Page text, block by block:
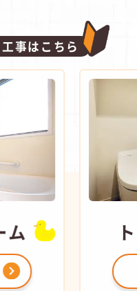
事はこちら
ム